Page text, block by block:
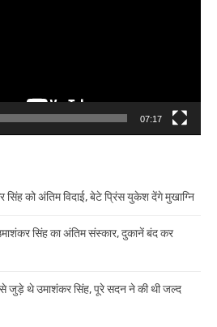
07:17
सिंह को अंतिम विदाई, बेटे प्रिंस युकेश देंगे मुखाग्नि
सिंह का अंतिम संस्कार, दुकानें बंद कर
जुड़े थे उमाशंकर सिंह, पूरे सदन ने की थी जल्द